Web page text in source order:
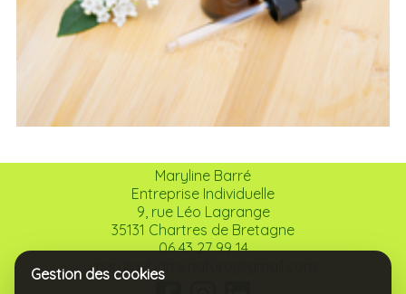
Maryline Barré
Entreprise Individuelle
9, rue Léo Lagrange
35131 Chartres de Bretagne
06 43 27 99 14
marylinebarre.naturo@gmail.com
Gestion des cookies